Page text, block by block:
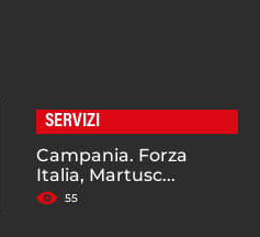
SERVIZI
Campania. Forza
Italia, Martusc...
55